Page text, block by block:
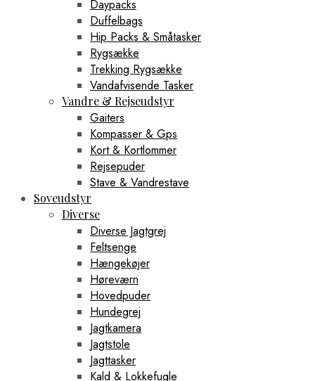
Daypacks
Duffelbags
Hip Packs & Småtasker
Rygsække
Trekking Rygsække
Vandafvisende Tasker
Vandre & Rejseudstyr
Gaiters
Kompasser & Gps
Kort & Kortlommer
Rejsepuder
Stave & Vandrestave
Soveudstyr
Diverse
Diverse Jagtgrej
Feltsenge
Hængekøjer
Høreværn
Hovedpuder
Hundegrej
Jagtkamera
Jagtstole
Jagttasker
Kald & Lokkefugle